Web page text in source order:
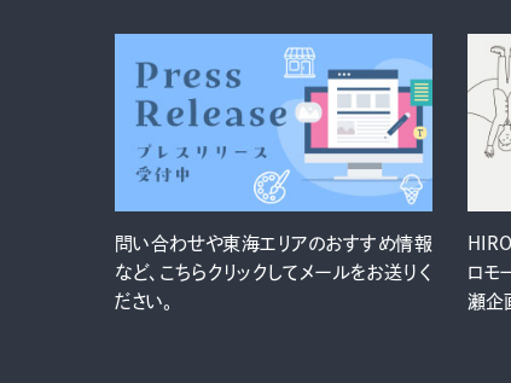
問い合わせや東海エリアのおすすめ情報
など、こちらクリックしてメールをお送りく
ださい。
ロモ
瀬企